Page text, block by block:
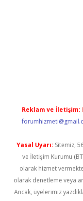
Reklam ve İletişim:
Yasal Uyarı: Sitemiz,
ve İletişim Kurumu
olarak hizmet
olarak denetleme veya
Ancak, üyelerimiz